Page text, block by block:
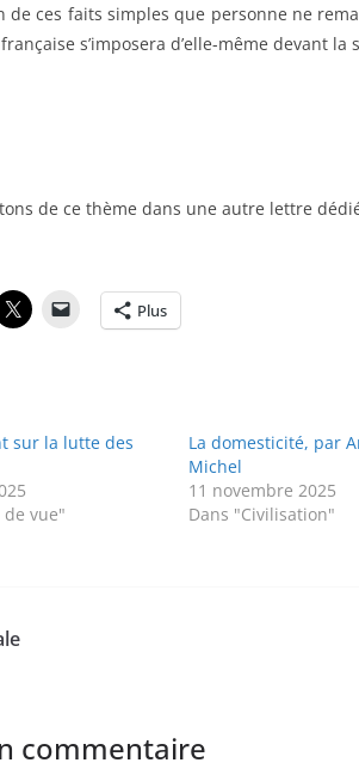
de ces faits simples que personne ne
s’imposera d’elle-même devant
de ce thème dans une autre lettre
Plus
sur la lutte des
de vue"
La domesticité, par
Michel
11 novembre 2025
Dans "Civilisation"
commentaire